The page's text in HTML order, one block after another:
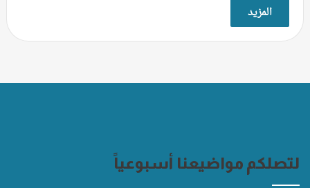
المزيد
لتصلكم مواضيعنا أسبوعياً